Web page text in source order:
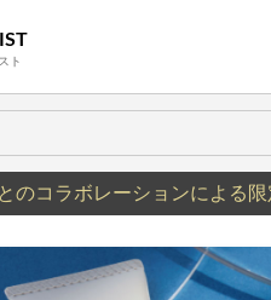
ト
のコラボレーションによる限